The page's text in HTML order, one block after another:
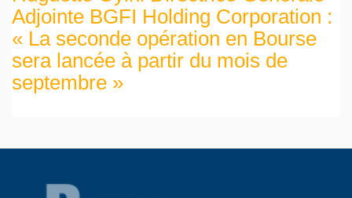
Adjointe BGFI Holding Corporation :
« La seconde opération en Bourse
sera lancée à partir du mois de
septembre »